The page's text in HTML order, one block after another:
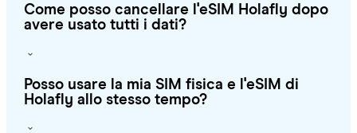
Come posso cancellare l'eSIM Holafly dopo
avere usato tutti i dati?
Posso usare la mia SIM fisica e l'eSIM di
Holafly allo stesso tempo?